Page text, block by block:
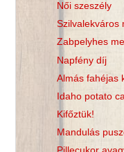
Női szeszély
Szilvalekváros
Zabpelyhes
Napfény díj
Almás fahéjas
Idaho potato
Kifőztük!
Mandulás